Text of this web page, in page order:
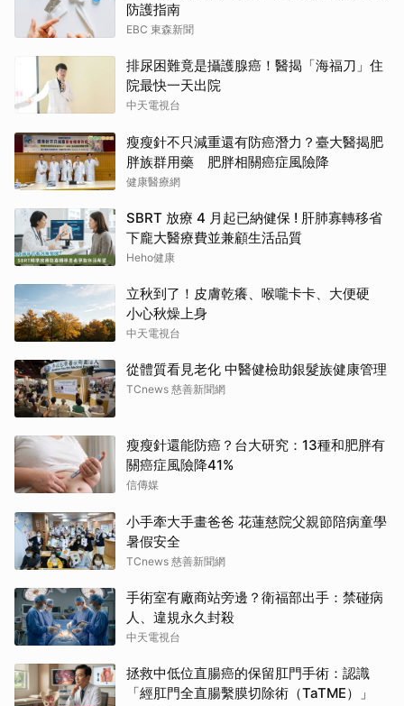
防護指南
EBC 東森新聞
排尿困難竟是攝護腺癌！醫揭「海福刀」住
院最快一天出院
中天電視台
瘦瘦針不只減重還有防癌潛力？臺大醫揭肥
胖族群用藥 肥胖相關癌症風險降
健康醫療網
SBRT 放療 4 月起已納健保 ! 肝肺寡轉移省
下龐大醫療費並兼顧生活品質
Heho健康
立秋到了！皮膚乾癢、喉嚨卡卡、大便硬
小心秋燥上身
中天電視台
從體質看見老化 中醫健檢助銀髮族健康管理
TCnews 慈善新聞網
瘦瘦針還能防癌？台大研究：13種和肥胖有
關癌症風險降41%
信傳媒
小手牽大手畫爸爸 花蓮慈院父親節陪病童學
暑假安全
TCnews 慈善新聞網
手術室有廠商站旁邊？衛福部出手：禁碰病
人、違規永久封殺
中天電視台
拯救中低位直腸癌的保留肛門手術：認識
「經肛門全直腸繫膜切除術（TaTME）」